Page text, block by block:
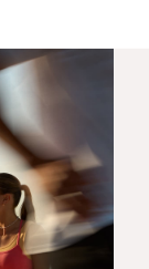
Taille
XS
Few in stock